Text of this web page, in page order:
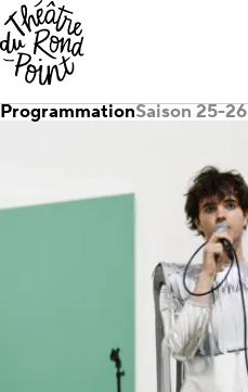
ProgrammationSaison 25-26